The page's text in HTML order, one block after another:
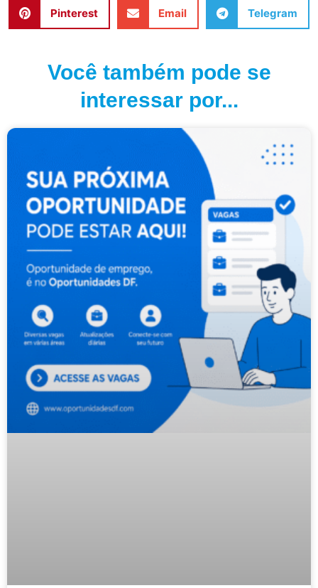
Pinterest Email Telegram
Você também pode se
interessar por...